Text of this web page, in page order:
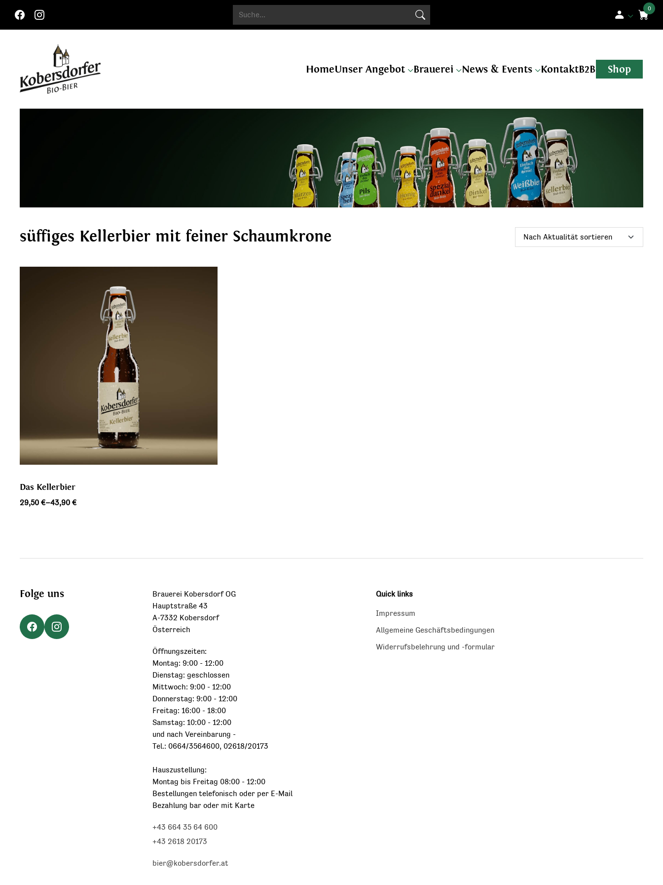
for:
Search Button
HomeUnser Angebot Brauerei News & Events KontaktB2B Shop
süffiges Kellerbier mit feiner Schaumkrone
Das Kellerbier
29,50 €–43,90 €
Preisspanne:
Folge uns
Brauerei Kobersdorf OG
Hauptstraße 43
A-7332 Kobersdorf
Österreich
Öffnungszeiten:
Montag: 9:00 - 12:00
Dienstag: geschlossen
Mittwoch: 9:00 - 12:00
Donnerstag: 9:00 - 12:00
Freitag: 16:00 - 18:00
Samstag: 10:00 - 12:00
und nach Vereinbarung -
Tel.: 0664/3564600, 02618/20173
Hauszustellung:
Montag bis Freitag 08:00 - 12:00
Bestellungen telefonisch oder per E-Mail
Bezahlung bar oder mit Karte
+43 664 35 64 600
+43 2618 20173
bier@kobersdorfer.at
Quick links
Impressum
Allgemeine Geschäftsbedingungen
Widerrufsbelehrung und -formular